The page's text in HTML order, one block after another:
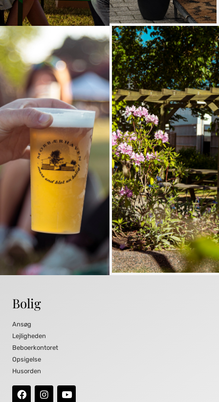
Bolig
Ansøg
Lejligheden
Beboerkontoret
Opsigelse
Husorden